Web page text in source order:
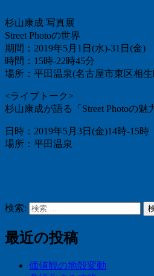
杉山康成 写真展
Street Photoの世界
期間：2019年5月1日(水)-31日(金)
時間：15時-22時45分
場所：平田温泉(名古屋市東区相生
<ライブトーク>
杉山康成が語る「Street Photoの魅
日時：2019年5月3日(金)14時-15時
場所：平田温泉
検索:
最近の投稿
価値観の地殻変動